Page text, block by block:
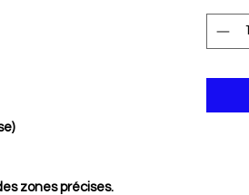
zones précises.